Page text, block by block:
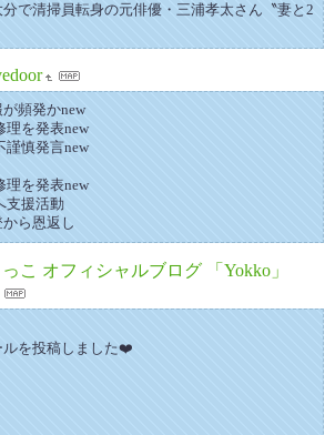
で清掃員転身の元俳優・三浦孝太さん〝妻と2
が頻発かnew
理を発表new
謹慎発言new
理を発表new
支援活動
ら恩返し
っこ オフィシャルブログ 「Yokko」
ルを投稿しました❤️